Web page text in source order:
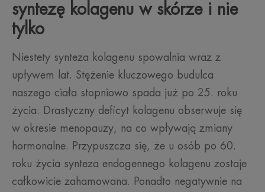
syntezę kolagenu w skórze i nie
tylko
Niestety synteza kolagenu spowalnia wraz z
upływem lat. Stężenie kluczowego budulca
naszego ciała stopniowo spada już po 25. roku
życia. Drastyczny deficyt kolagenu obserwuje się
w okresie menopauzy, na co wpływają zmiany
hormonalne. Przypuszcza się, że u osób po 60.
roku życia synteza endogennego kolagenu zostaje
całkowicie zahamowana. Ponadto negatywnie na